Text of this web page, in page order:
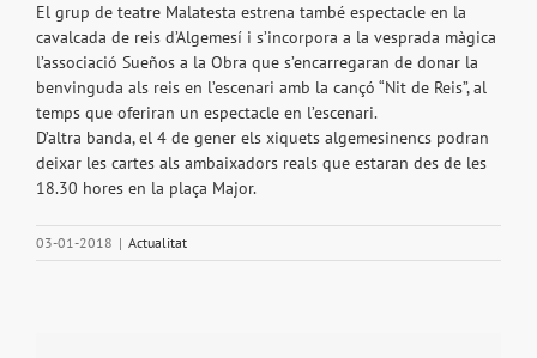
El grup de teatre Malatesta estrena també espectacle en la
cavalcada de reis d’Algemesí i s’incorpora a la vesprada màgica
l’associació Sueños a la Obra que s’encarregaran de donar la
benvinguda als reis en l’escenari amb la cançó “Nit de Reis”, al
temps que oferiran un espectacle en l’escenari.
D’altra banda, el 4 de gener els xiquets algemesinencs podran
deixar les cartes als ambaixadors reals que estaran des de les
18.30 hores en la plaça Major.
03-01-2018 | Actualitat